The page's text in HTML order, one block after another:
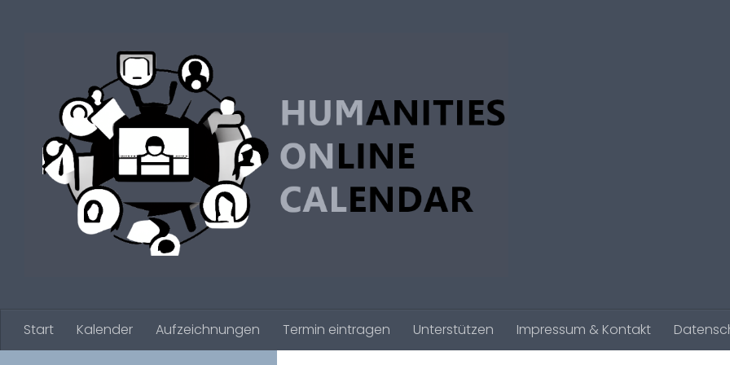
Start Kalender Aufzeichnungen Termin eintragen Unterstützen Impressum & Kontakt